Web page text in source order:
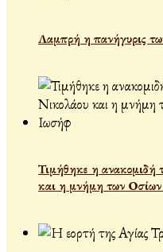
Λαμπρή η πανήγυρις
Τιμήθηκε η ανακομιδή
και η μνήμη των